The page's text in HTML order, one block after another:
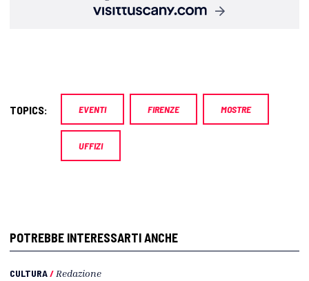
TOPICS: EVENTI FIRENZE MOSTRE
UFFIZI
POTREBBE INTERESSARTI ANCHE
CULTURA/ Redazione